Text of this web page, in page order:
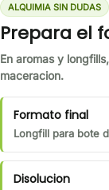
ALQUIMIA SIN DUDAS
Prepara el
En aromas y
maceracion.
Formato final
Longfill para bote
Disolucion